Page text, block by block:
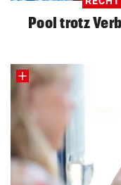
Pool trotz